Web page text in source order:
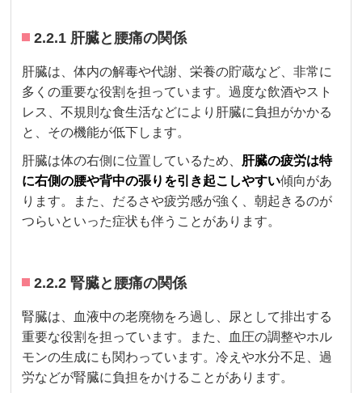
2.2.1 肝臓と腰痛の関係
肝臓は、体内の解毒や代謝、栄養の貯蔵など、非常に
多くの重要な役割を担っています。過度な飲酒やスト
レス、不規則な食生活などにより肝臓に負担がかかる
と、その機能が低下します。
肝臓は体の右側に位置しているため、 肝臓の疲労は特
に右側の腰や背中の張りを引き起こしやすい傾向があ
ります。また、だるさや疲労感が強く、朝起きるのが
つらいといった症状も伴うことがあります。
2.2.2 腎臓と腰痛の関係
腎臓は、血液中の老廃物をろ過し、尿として排出する
重要な役割を担っています。また、血圧の調整やホル
モンの生成にも関わっています。冷えや水分不足、過
労などが腎臓に負担をかけることがあります。